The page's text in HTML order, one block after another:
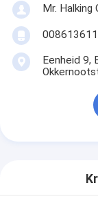
Mr. Halking
Eenheid 9,